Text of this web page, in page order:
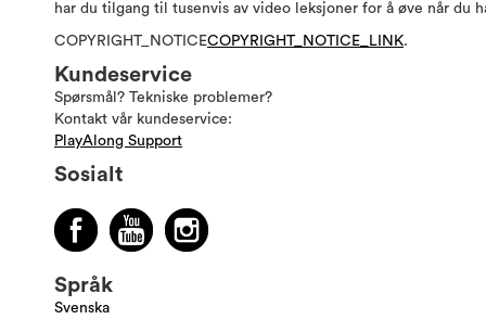
har du tilgang til tusenvis av video leksjoner for å øve når du
COPYRIGHT_NOTICECOPYRIGHT_NOTICE_LINK.
Kundeservice
Spørsmål? Tekniske problemer?
Kontakt vår kundeservice:
PlayAlong Support
Sosialt
Språk
Svenska